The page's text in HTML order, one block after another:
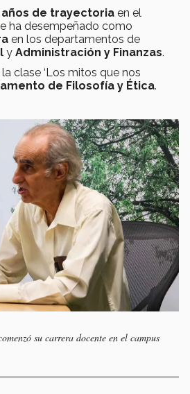
años de trayectoria en el
ha desempeñado como
en los departamentos de
y Administración y Finanzas.
clase ‘Los mitos que nos
de Filosofía y Ética.
su carrera docente en el campus